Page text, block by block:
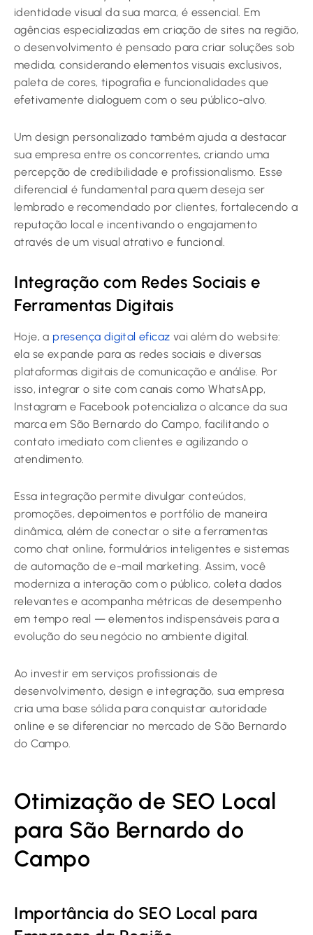
identidade visual da sua marca, é essencial. Em
agências especializadas em criação de sites na região,
o desenvolvimento é pensado para criar soluções sob
medida, considerando elementos visuais exclusivos,
paleta de cores, tipografia e funcionalidades que
efetivamente dialoguem com o seu público-alvo.
Um design personalizado também ajuda a destacar
sua empresa entre os concorrentes, criando uma
percepção de credibilidade e profissionalismo. Esse
diferencial é fundamental para quem deseja ser
lembrado e recomendado por clientes, fortalecendo a
reputação local e incentivando o engajamento
através de um visual atrativo e funcional.
Integração com Redes Sociais e
Ferramentas Digitais
Hoje, a presença digital eficaz vai além do website:
ela se expande para as redes sociais e diversas
plataformas digitais de comunicação e análise. Por
isso, integrar o site com canais como WhatsApp,
Instagram e Facebook potencializa o alcance da sua
marca em São Bernardo do Campo, facilitando o
contato imediato com clientes e agilizando o
atendimento.
Essa integração permite divulgar conteúdos,
promoções, depoimentos e portfólio de maneira
dinâmica, além de conectar o site a ferramentas
como chat online, formulários inteligentes e sistemas
de automação de e-mail marketing. Assim, você
moderniza a interação com o público, coleta dados
relevantes e acompanha métricas de desempenho
em tempo real — elementos indispensáveis para a
evolução do seu negócio no ambiente digital.
Ao investir em serviços profissionais de
desenvolvimento, design e integração, sua empresa
cria uma base sólida para conquistar autoridade
online e se diferenciar no mercado de São Bernardo
do Campo.
Otimização de SEO Local
para São Bernardo do
Campo
Importância do SEO Local para